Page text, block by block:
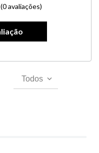
(0 avaliações)
Todos